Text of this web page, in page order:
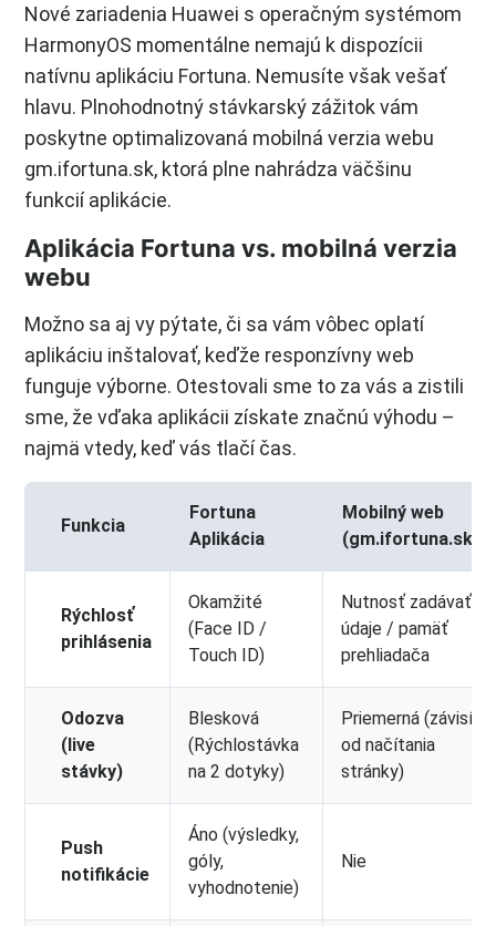
Nové zariadenia Huawei s operačným systémom
HarmonyOS momentálne nemajú k dispozícii
natívnu aplikáciu Fortuna. Nemusíte však vešať
hlavu. Plnohodnotný stávkarský zážitok vám
poskytne optimalizovaná mobilná verzia webu
gm.ifortuna.sk, ktorá plne nahrádza väčšinu
funkcií aplikácie.
Aplikácia Fortuna vs. mobilná verzia
webu
Možno sa aj vy pýtate, či sa vám vôbec oplatí
aplikáciu inštalovať, keďže responzívny web
funguje výborne. Otestovali sme to za vás a zistili
sme, že vďaka aplikácii získate značnú výhodu –
najmä vtedy, keď vás tlačí čas.
Funkcia
Fortuna
Aplikácia
Mobilný web
(gm.ifortuna.sk)
Rýchlosť
prihlásenia
Okamžité
(Face ID /
Touch ID)
Nutnosť zadávať
údaje / pamäť
prehliadača
Odozva
(live
stávky)
Blesková
(Rýchlostávka
na 2 dotyky)
Priemerná (závisí
od načítania
stránky)
Push
notifikácie
Áno (výsledky,
góly,
vyhodnotenie)
Nie